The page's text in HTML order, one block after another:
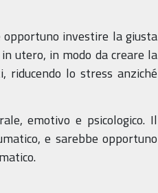
opportuno investire la giusta
utero, in modo da creare la
riducendo lo stress anziché
emotivo e psicologico. Il
e sarebbe opportuno